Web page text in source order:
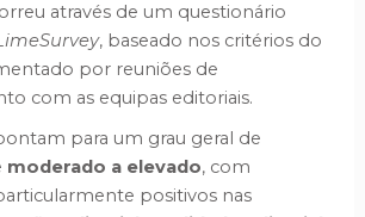
através de um questionário
, baseado nos critérios do
por reuniões de
com as equipas editoriais.
para um grau geral de
moderado a elevado, com
positivos nas